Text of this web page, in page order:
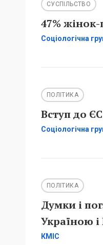
СУСПІЛЬСТВО
47%
Соціологічна
ПОЛІТИКА
Вступ до
Соціологічна
ПОЛІТИКА
Думки і
Україною
КМІС